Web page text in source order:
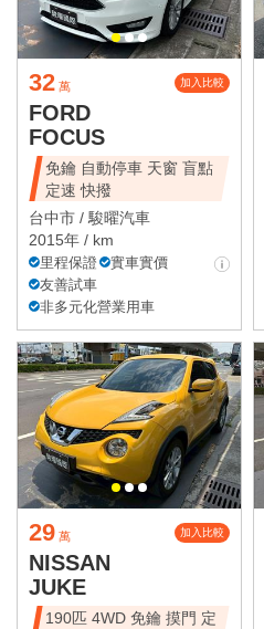
32 萬 加入比較
FORD
FOCUS
免鑰 自動停車 天窗 盲點
定速 快撥
台中市 / 駿曜汽車
2015年 / km
里程保證
實車實價
友善試車
非多元化營業用車
29 萬 加入比較
NISSAN
JUKE
190匹 4WD 免鑰 摸門 定